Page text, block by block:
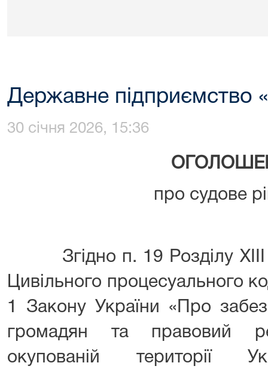
Державне
30 січня 2026, 15:36
про судове
Згідно п. 19 Розділу XIII
Цивільного процесуального
1 Закону України «Про
громадян та правовий
окупованій території